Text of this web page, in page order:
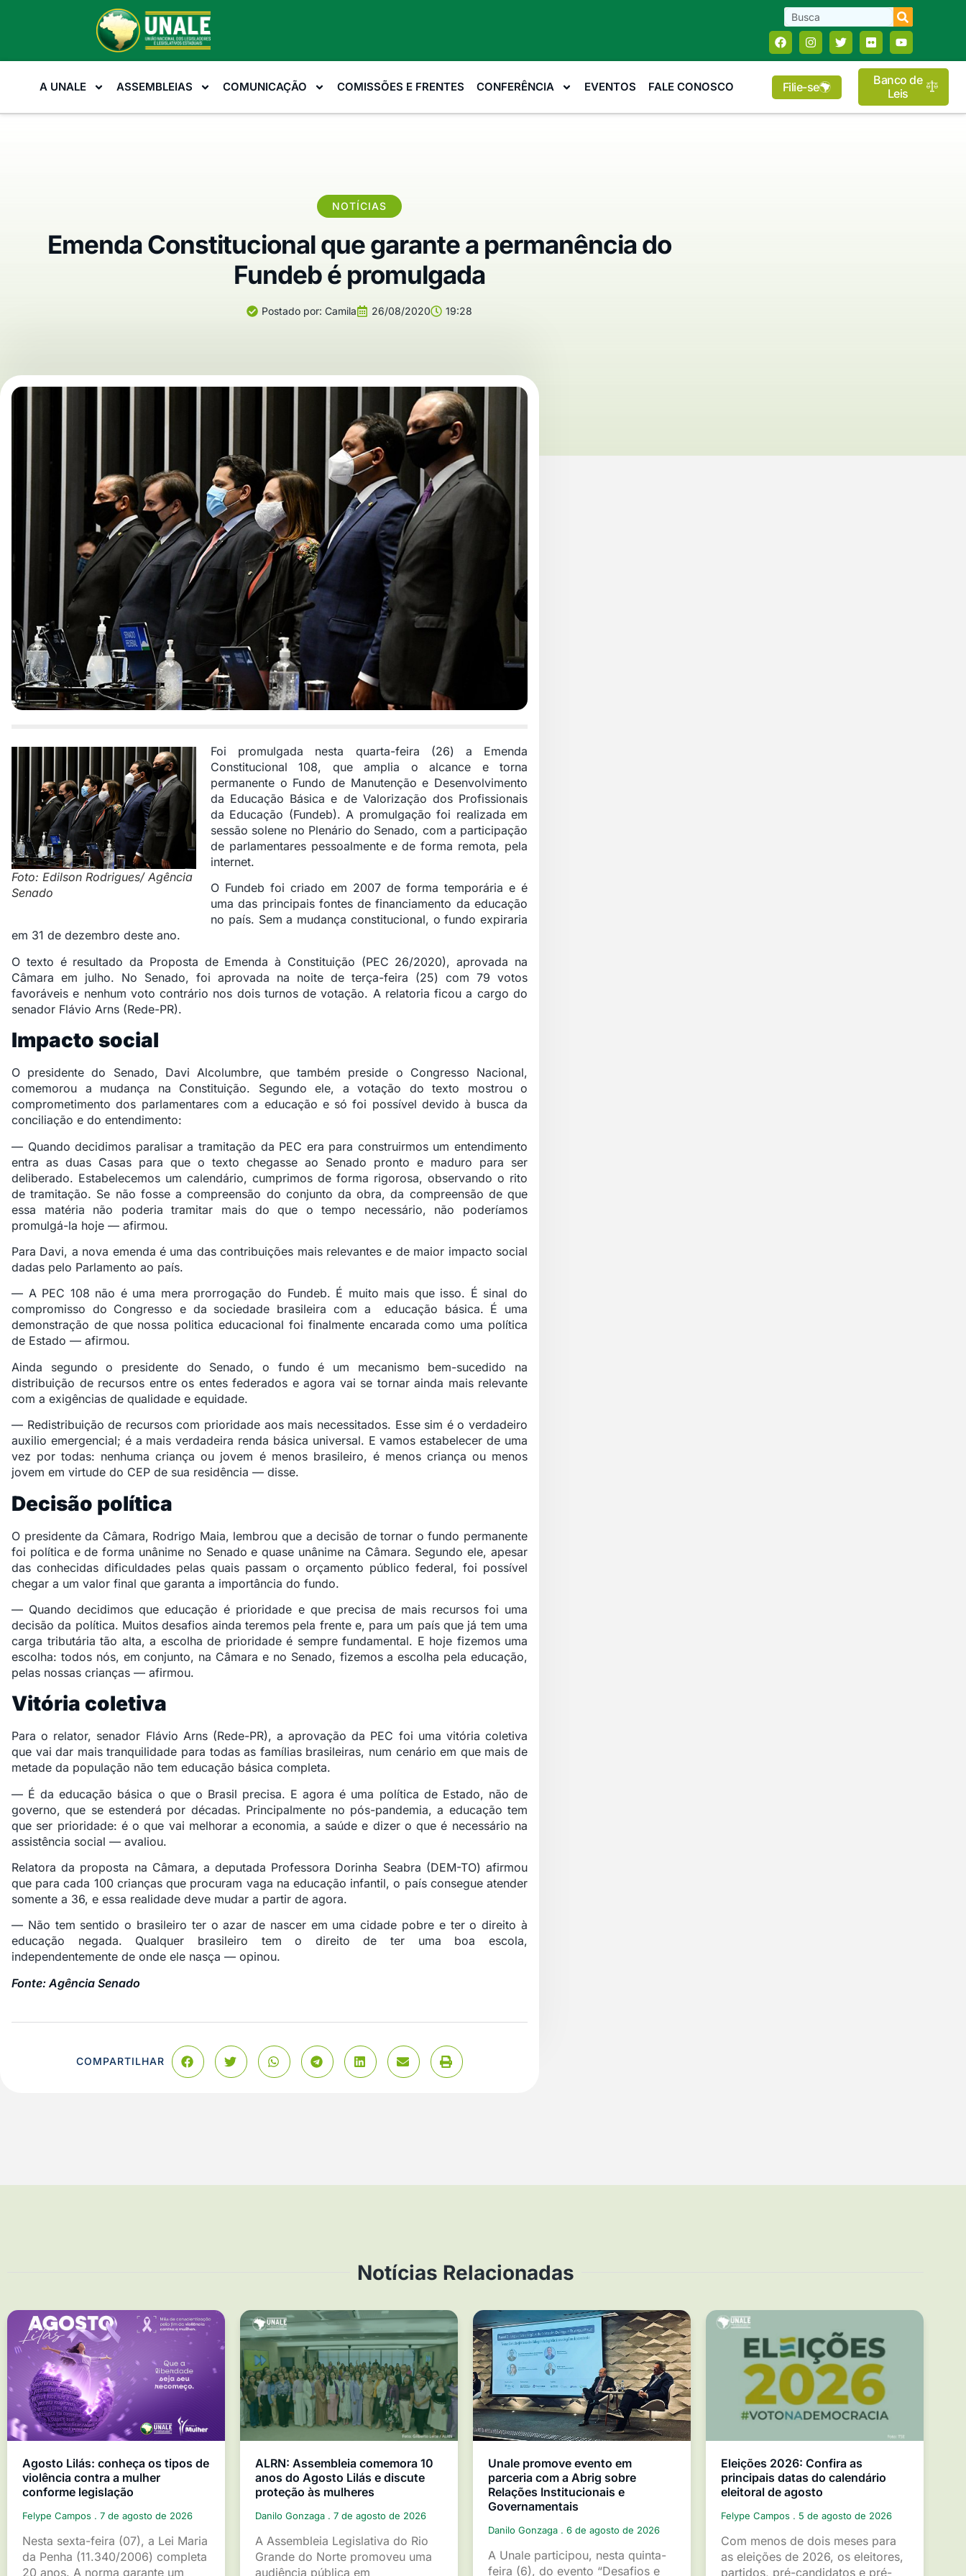
A UNALE ASSEMBLEIAS COMUNICAÇÃO COMISSÕES E FRENTES CONFERÊNCIA EVENTOS FALE CONOSCO Filie-se
Banco de
Leis
NOTÍCIAS
Emenda Constitucional que garante a permanência do
Fundeb é promulgada
Postado por: Camila 26/08/2020 19:28
Foto: Edilson Rodrigues/ Agência
Senado
Foi promulgada nesta quarta-feira (26) a Emenda
Constitucional 108, que amplia o alcance e torna
permanente o Fundo de Manutenção e Desenvolvimento
da Educação Básica e de Valorização dos Profissionais
da Educação (Fundeb). A promulgação foi realizada em
sessão solene no Plenário do Senado, com a participação
de parlamentares pessoalmente e de forma remota, pela
internet.
O Fundeb foi criado em 2007 de forma temporária e é
uma das principais fontes de financiamento da educação
no país. Sem a mudança constitucional, o fundo expiraria
em 31 de dezembro deste ano.
O texto é resultado da Proposta de Emenda à Constituição (PEC 26/2020), aprovada na
Câmara em julho. No Senado, foi aprovada na noite de terça-feira (25) com 79 votos
favoráveis e nenhum voto contrário nos dois turnos de votação. A relatoria ficou a cargo do
senador Flávio Arns (Rede-PR).
Impacto social
O presidente do Senado, Davi Alcolumbre, que também preside o Congresso Nacional,
comemorou a mudança na Constituição. Segundo ele, a votação do texto mostrou o
comprometimento dos parlamentares com a educação e só foi possível devido à busca da
conciliação e do entendimento:
— Quando decidimos paralisar a tramitação da PEC era para construirmos um entendimento
entra as duas Casas para que o texto chegasse ao Senado pronto e maduro para ser
deliberado. Estabelecemos um calendário, cumprimos de forma rigorosa, observando o rito
de tramitação. Se não fosse a compreensão do conjunto da obra, da compreensão de que
essa matéria não poderia tramitar mais do que o tempo necessário, não poderíamos
promulgá-la hoje — afirmou.
Para Davi, a nova emenda é uma das contribuições mais relevantes e de maior impacto social
dadas pelo Parlamento ao país.
— A PEC 108 não é uma mera prorrogação do Fundeb. É muito mais que isso. É sinal do
compromisso do Congresso e da sociedade brasileira com a educação básica. É uma
demonstração de que nossa politica educacional foi finalmente encarada como uma política
de Estado — afirmou.
Ainda segundo o presidente do Senado, o fundo é um mecanismo bem-sucedido na
distribuição de recursos entre os entes federados e agora vai se tornar ainda mais relevante
com a exigências de qualidade e equidade.
— Redistribuição de recursos com prioridade aos mais necessitados. Esse sim é o verdadeiro
auxilio emergencial; é a mais verdadeira renda básica universal. E vamos estabelecer de uma
vez por todas: nenhuma criança ou jovem é menos brasileiro, é menos criança ou menos
jovem em virtude do CEP de sua residência — disse.
Decisão política
O presidente da Câmara, Rodrigo Maia, lembrou que a decisão de tornar o fundo permanente
foi política e de forma unânime no Senado e quase unânime na Câmara. Segundo ele, apesar
das conhecidas dificuldades pelas quais passam o orçamento público federal, foi possível
chegar a um valor final que garanta a importância do fundo.
— Quando decidimos que educação é prioridade e que precisa de mais recursos foi uma
decisão da política. Muitos desafios ainda teremos pela frente e, para um país que já tem uma
carga tributária tão alta, a escolha de prioridade é sempre fundamental. E hoje fizemos uma
escolha: todos nós, em conjunto, na Câmara e no Senado, fizemos a escolha pela educação,
pelas nossas crianças — afirmou.
Vitória coletiva
Para o relator, senador Flávio Arns (Rede-PR), a aprovação da PEC foi uma vitória coletiva
que vai dar mais tranquilidade para todas as famílias brasileiras, num cenário em que mais de
metade da população não tem educação básica completa.
— É da educação básica o que o Brasil precisa. E agora é uma política de Estado, não de
governo, que se estenderá por décadas. Principalmente no pós-pandemia, a educação tem
que ser prioridade: é o que vai melhorar a economia, a saúde e dizer o que é necessário na
assistência social — avaliou.
Relatora da proposta na Câmara, a deputada Professora Dorinha Seabra (DEM-TO) afirmou
que para cada 100 crianças que procuram vaga na educação infantil, o país consegue atender
somente a 36, e essa realidade deve mudar a partir de agora.
— Não tem sentido o brasileiro ter o azar de nascer em uma cidade pobre e ter o direito à
educação negada. Qualquer brasileiro tem o direito de ter uma boa escola,
independentemente de onde ele nasça — opinou.
Fonte: Agência Senado
COMPARTILHAR
Notícias Relacionadas
Agosto Lilás: conheça os tipos de
violência contra a mulher
conforme legislação
Felype Campos 7 de agosto de 2026
Nesta sexta-feira (07), a Lei Maria
da Penha (11.340/2006) completa
20 anos. A norma garante um
ALRN: Assembleia comemora 10
anos do Agosto Lilás e discute
proteção às mulheres
Danilo Gonzaga 7 de agosto de 2026
A Assembleia Legislativa do Rio
Grande do Norte promoveu uma
audiência pública em
Unale promove evento em
parceria com a Abrig sobre
Relações Institucionais e
Governamentais
Danilo Gonzaga 6 de agosto de 2026
A Unale participou, nesta quinta-
feira (6), do evento “Desafios e
Eleições 2026: Confira as
principais datas do calendário
eleitoral de agosto
Felype Campos 5 de agosto de 2026
Com menos de dois meses para
as eleições de 2026, os eleitores,
partidos, pré-candidatos e pré-